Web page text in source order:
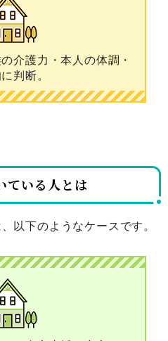
介護力・本人の体調・
判断。
ている人とは
以下のようなケースです。